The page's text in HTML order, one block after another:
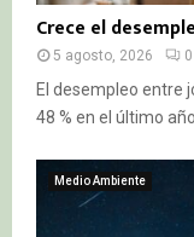
Crece el
5 agosto, 2026 0
El desempleo entre
48 % en el último
Medio Ambiente